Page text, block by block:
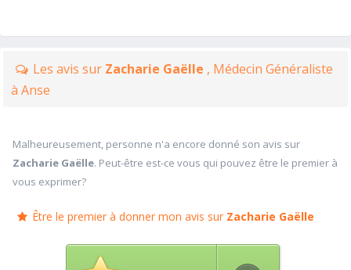
Les avis sur Zacharie Gaëlle , Médecin Généraliste
à Anse
Malheureusement, personne n'a encore donné son avis sur
Zacharie Gaëlle. Peut-être est-ce vous qui pouvez être le premier à
vous exprimer?
Être le premier à donner mon avis sur Zacharie Gaëlle